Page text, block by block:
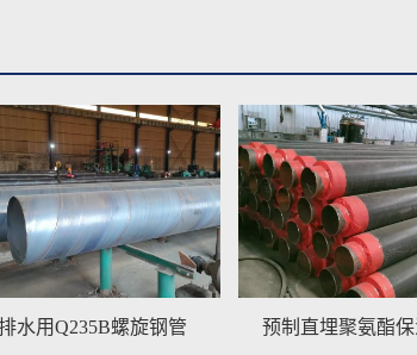
预制直埋聚氨酯保温钢管